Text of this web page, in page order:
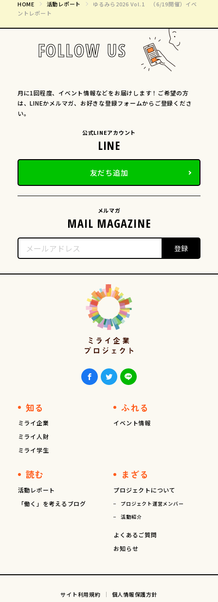
HOME 活動レポート
ゆるみら2026 Vol.1 （6/19開催）イベ
ントレポート
FOLLOW US
月に1回程度、イベント情報などをお届けします！ご希望の方
は、LINEかメルマガ、お好きな登録フォームからご登録くださ
い。
公式LINEアカウント
友だち追加
メルマガ
知る
ミライ企業
ミライ人財
ミライ学生
ふれる
イベント情報
読む
活動レポート
「働く」を考えるブログ
まざる
プロジェクトについて
プロジェクト運営メンバー
活動紹介
よくあるご質問
お知らせ
サイト利用規約 個人情報保護方針